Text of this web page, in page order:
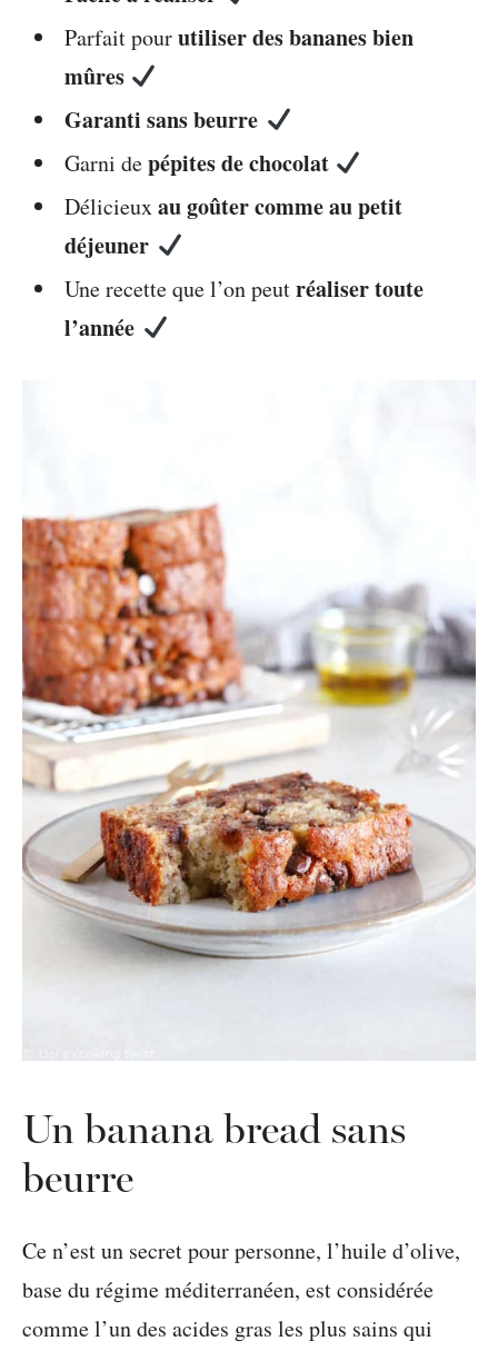
Parfait pourutiliser des bananes bien
mûres
Garanti sans beurre
Garni depépites de chocolat
Délicieuxau goûter comme au petit
déjeuner
Une recette que l’on peutréaliser toute
l’année
Un banana bread sans
beurre
Ce n’est un secret pour personne, l’huile d’olive,
base du régime méditerranéen, est considérée
comme l’un des acides gras les plus sains qui